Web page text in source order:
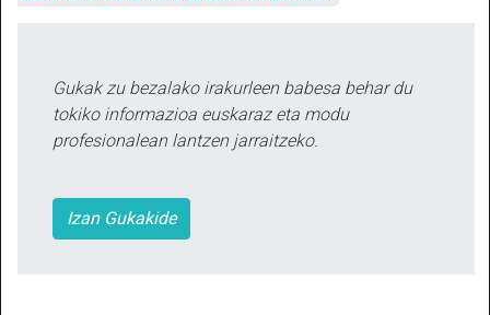
Gukak zu bezalako irakurleen babesa behar du
tokiko informazioa euskaraz eta modu
profesionalean lantzen jarraitzeko.
Izan Gukakide